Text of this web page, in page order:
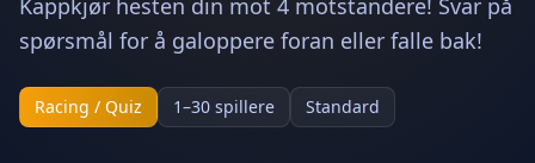
Kappkjør hesten din mot 4 motstandere! Svar på
spørsmål for å galoppere foran eller falle bak!
Racing / Quiz 1–30 spillere Standard